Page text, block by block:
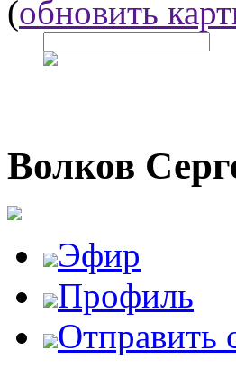
(обновить
Волков
Эфир
Профиль
Отправить